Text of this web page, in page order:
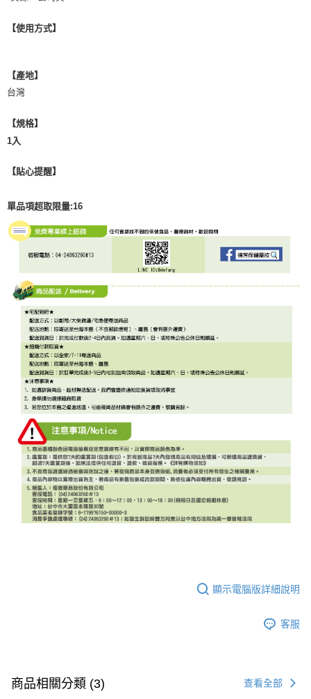
【使用方式】
【產地】
台灣
【規格】
1入
【貼心提醒】
單品項超取限量:16
顯示電腦版詳細說明
客服
商品相關分類 (3) 查看全部